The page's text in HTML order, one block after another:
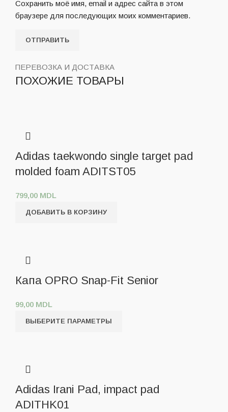
Сохранить моё имя, email и адрес сайта в этом
браузере для последующих моих комментариев.
ПЕРЕВОЗКА И ДОСТАВКА
ПОХОЖИЕ ТОВАРЫ
Adidas taekwondo single target pad
molded foam ADITST05
799,00 MDL
ДОБАВИТЬ В КОРЗИНУ
Капа OPRO Snap-Fit Senior
99,00 MDL
ВЫБЕРИТЕ ПАРАМЕТРЫ
Adidas Irani Pad, impact pad
ADITHK01